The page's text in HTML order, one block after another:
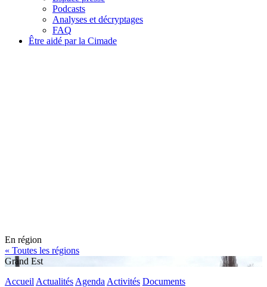
Podcasts
Analyses et décryptages
FAQ
Être aidé par la Cimade
En région
« Toutes les régions
Grand Est
Accueil Actualités Agenda Activités Documents